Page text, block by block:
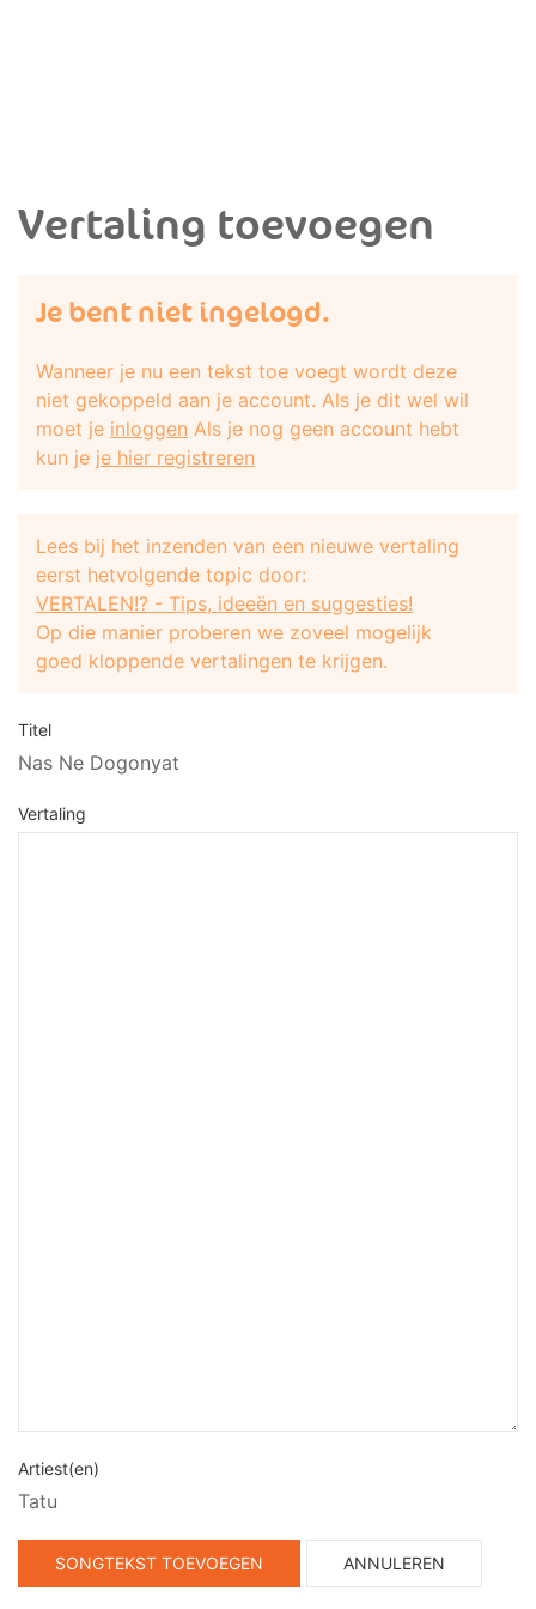
Vertaling toevoegen
Je bent niet ingelogd.
Wanneer je nu een tekst toe voegt wordt deze
niet gekoppeld aan je account. Als je dit wel wil
moet je inloggen Als je nog geen account hebt
kun je je hier registreren
Lees bij het inzenden van een nieuwe vertaling
eerst hetvolgende topic door:
VERTALEN!? - Tips, ideeën en suggesties!
Op die manier proberen we zoveel mogelijk
goed kloppende vertalingen te krijgen.
Titel
Nas Ne Dogonyat
Vertaling
Artiest(en)
Tatu
SONGTEKST TOEVOEGEN ANNULEREN